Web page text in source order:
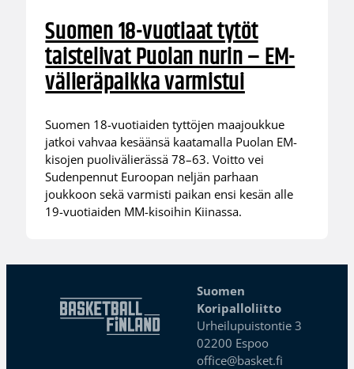
Suomen 18-vuotiaat tytöt
taistelivat Puolan nurin – EM-
välieräpaikka varmistui
Suomen 18-vuotiaiden tyttöjen maajoukkue
jatkoi vahvaa kesäänsä kaatamalla Puolan EM-
kisojen puolivälierässä 78–63. Voitto vei
Sudenpennut Euroopan neljän parhaan
joukkoon sekä varmisti paikan ensi kesän alle
19-vuotiaiden MM-kisoihin Kiinassa.
Suomen
Koripalloliitto
Urheilupuistontie 3
02200 Espoo
office@basket.fi